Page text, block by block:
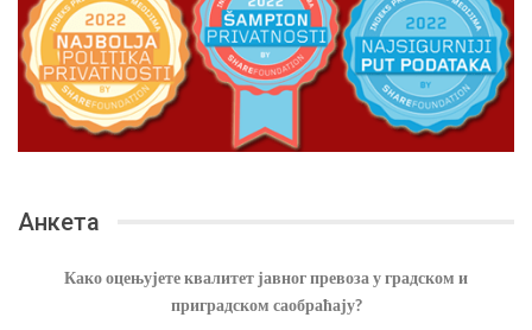
Анкета
Како оцењујете квалитет јавног превоза у градском и
приградском саобраћају?